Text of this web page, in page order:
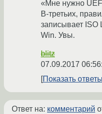
«Мне нужно
В-третьих,
записывает ISO
Win. Увы.
blitz
07.09.2017
Показать ответы
Ответ на: комментарий